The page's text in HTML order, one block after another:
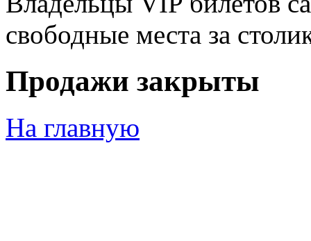
свободные места за
Продажи закрыты
На главную